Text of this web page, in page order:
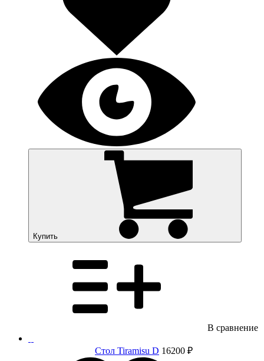
Купить
В сравнение
Стол Tiramisu D 16200 ₽